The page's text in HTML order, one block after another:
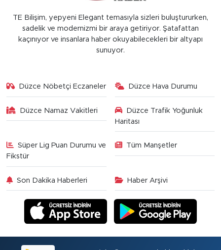
TE Bilişim, yepyeni Elegant temasıyla sizleri buluştururken,
sadelik ve modernizmi bir araya getiriyor. Şatafattan
kaçınıyor ve insanlara haber okuyabilecekleri bir altyapı
sunuyor.
Düzce Nöbetçi Eczaneler Düzce Hava Durumu
Düzce Namaz Vakitleri
Düzce Trafik Yoğunluk
Haritası
Süper Lig Puan Durumu ve
Fikstür
Tüm Manşetler
Son Dakika Haberleri Haber Arşivi